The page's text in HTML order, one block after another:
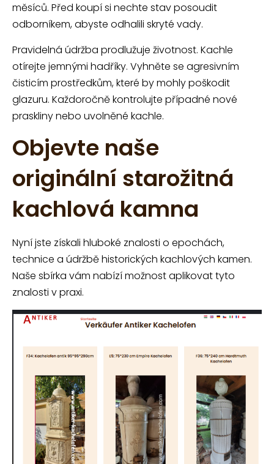
měsíců. Před koupí si nechte stav posoudit
odborníkem, abyste odhalili skryté vady.
Pravidelná údržba prodlužuje životnost. Kachle
otírejte jemnými hadříky. Vyhněte se agresivním
čisticím prostředkům, které by mohly poškodit
glazuru. Každoročně kontrolujte případné nové
praskliny nebo uvolněné kachle.
Objevte naše
originální starožitná
kachlová kamna
Nyní jste získali hluboké znalosti o epochách,
technice a údržbě historických kachlových kamen.
Naše sbírka vám nabízí možnost aplikovat tyto
znalosti v praxi.